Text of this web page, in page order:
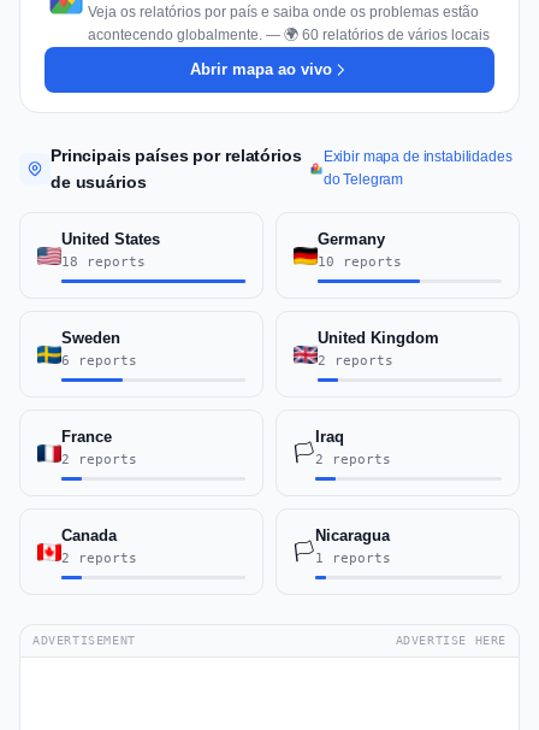
Veja os relatórios por país e saiba onde os problemas estão
acontecendo globalmente. — 🌍 60 relatórios de vários locais
Abrir mapa ao vivo
Principais países por relatórios
de usuários
Exibir mapa de instabilidades
do Telegram
United States
18 reports
Germany
10 reports
Sweden
6 reports
United Kingdom
2 reports
France
2 reports 🏳️
Iraq
2 reports
Canada
2 reports 🏳️
Nicaragua
1 reports
ADVERTISEMENT ADVERTISE HERE